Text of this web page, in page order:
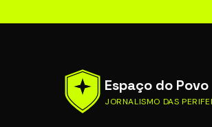
Espaço do Povo
JORNALISMO DAS